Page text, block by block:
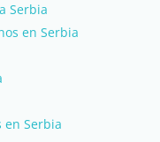
Serbia
en Serbia
en Serbia